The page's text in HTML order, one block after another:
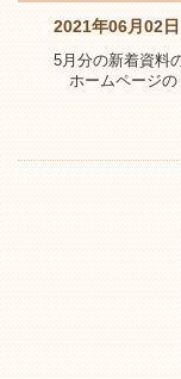
2021年06月02日
5月分の新着資料
ホームページの